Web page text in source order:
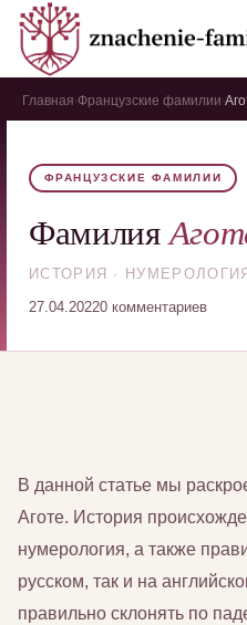
Главная Французские фамилии
ФРАНЦУЗСКИЕ ФАМИЛИИ
Фамилия
ИСТОРИЯ ·
27.04.20220 комментариев
В данной статье мы
Аготе. История
нумерология, а также
русском, так и на
правильно склонять по